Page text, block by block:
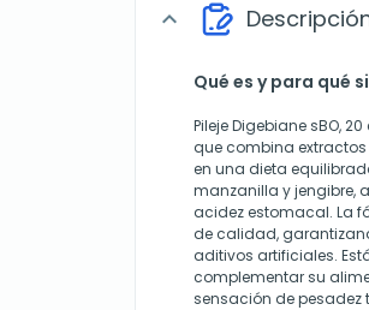
expand_more
Qué es y para qué
Pileje Digebiane sBO,
que combina
en una dieta
manzanilla y jengibre,
acidez estomacal. La
de calidad,
aditivos artificiales.
complementar su
sensación de